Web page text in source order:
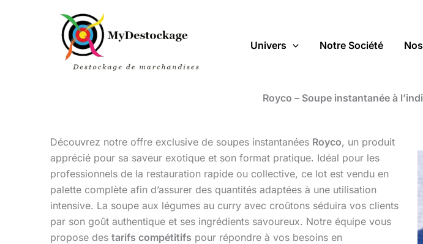
Univers Notre Société
Royco – Soupe instantanée à
Découvrez notre offre exclusive de soupes instantanées Royco, un produit
apprécié pour sa saveur exotique et son format pratique. Idéal pour les
professionnels de la restauration rapide ou collective, ce lot est vendu en
palette complète afin d’assurer des quantités adaptées à une utilisation
intensive. La soupe aux légumes au curry avec croûtons séduira vos clients
par son goût authentique et ses ingrédients savoureux. Notre équipe vous
propose des tarifs compétitifs pour répondre à vos besoins en